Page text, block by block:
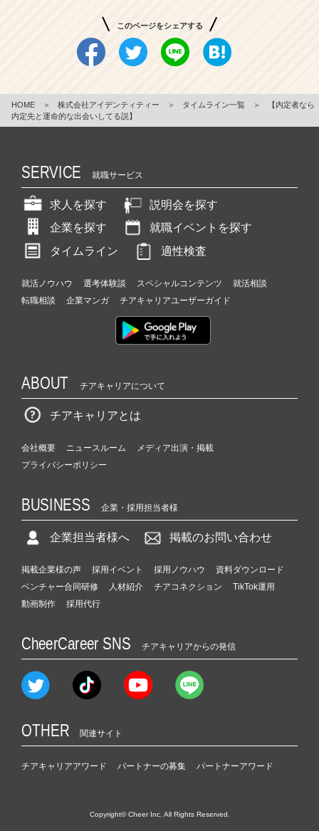
このページをシェアする
HOME ＞ 株式会社アイデンティティー ＞ タイムライン一覧 ＞
【内定者なら
内定先と運命的な出会いしてる説】
SERVICE 就職サービス
求人を探す
説明会を探す
企業を探す
就職イベントを探す
タイムライン
適性検査
就活ノウハウ 選考体験談 スペシャルコンテンツ
就活相談
転職相談
企業マンガ チアキャリアユーザーガイド
ABOUT チアキャリアについて
チアキャリアとは
会社概要 ニュースルーム
メディア出演・掲載
プライバシーポリシー
BUSINESS 企業・採用担当者様
企業担当者様へ 掲載のお問い合わせ
掲載企業様の声 採用イベント 採用ノウハウ
資料ダウンロード
ベンチャー合同研修
人材紹介 チアコネクション
TikTok運用
動画制作
採用代行
CheerCareer SNS チアキャリアからの発信
OTHER 関連サイト
チアキャリアアワード パートナーの募集 パートナーアワード
Copyright© Cheer Inc. All Rights Reserved.